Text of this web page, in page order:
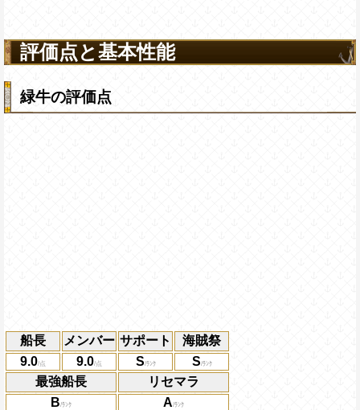
評価点と基本性能
緑牛の評価点
船長 メンバー サポート
海賊祭
9.0
9.0 S
S
最強船長
リセマラ
B
A